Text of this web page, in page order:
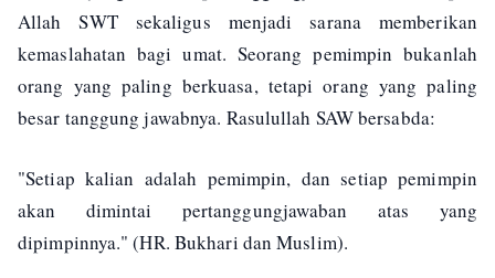
Allah SWT sekaligus menjadi sarana memberikan
kemaslahatan bagi umat. Seorang pemimpin bukanlah
orang yang paling berkuasa, tetapi orang yang paling
besar tanggung jawabnya. Rasulullah SAW bersabda:
"Setiap kalian adalah pemimpin, dan setiap pemimpin
akan dimintai pertanggungjawaban atas yang
dipimpinnya." (HR. Bukhari dan Muslim).